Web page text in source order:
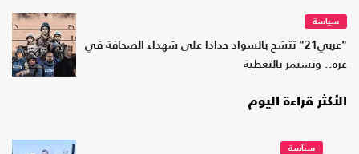
سياسة
"عربي21" تتشح بالسواد حدادا على شهداء الصحافة في
غزة.. وتستمر بالتغطية
الأكثر قراءة اليوم
سياسة